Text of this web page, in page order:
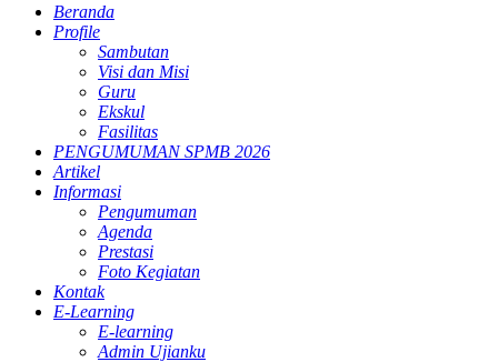
Beranda
Profile
Sambutan
Visi dan Misi
Guru
Ekskul
Fasilitas
PENGUMUMAN SPMB 2026
Artikel
Informasi
Pengumuman
Agenda
Prestasi
Foto Kegiatan
Kontak
E-Learning
E-learning
Admin Ujianku